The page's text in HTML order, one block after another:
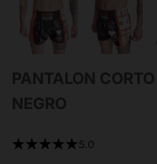
PANTALON
NEGRO
★★★★★5.0